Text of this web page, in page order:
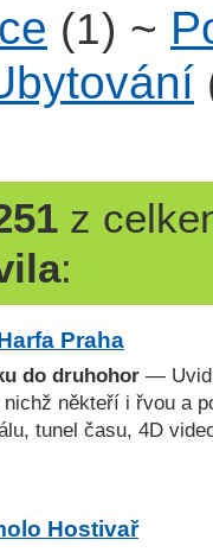
(1) ~
z
:
Praha
do druhohor —
někteří i řvou a
tunel času, 4D
Hostivař